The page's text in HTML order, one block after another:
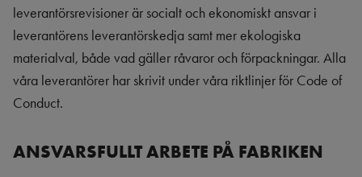
leverantörsrevisioner är socialt och ekonomiskt ansvar i
leverantörens leverantörskedja samt mer ekologiska
materialval, både vad gäller råvaror och förpackningar. Alla
våra leverantörer har skrivit under våra riktlinjer för Code of
Conduct.
ANSVARSFULLT ARBETE PÅ FABRIKEN